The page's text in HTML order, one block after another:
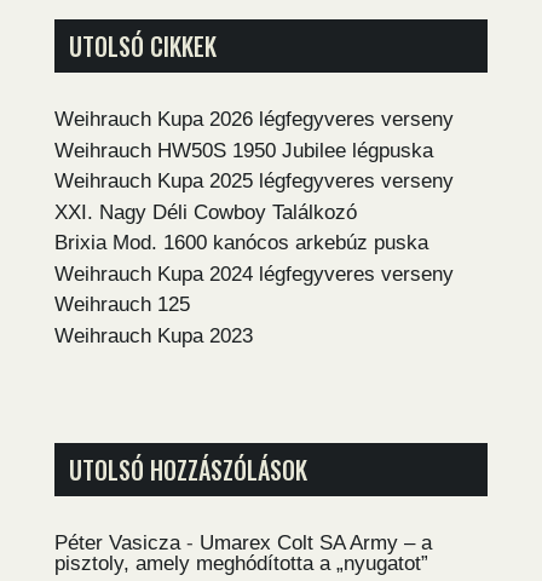
UTOLSÓ CIKKEK
Weihrauch Kupa 2026 légfegyveres verseny
Weihrauch HW50S 1950 Jubilee légpuska
Weihrauch Kupa 2025 légfegyveres verseny
XXI. Nagy Déli Cowboy Találkozó
Brixia Mod. 1600 kanócos arkebúz puska
Weihrauch Kupa 2024 légfegyveres verseny
Weihrauch 125
Weihrauch Kupa 2023
UTOLSÓ HOZZÁSZÓLÁSOK
Péter Vasicza - Umarex Colt SA Army – a
pisztoly, amely meghódította a „nyugatot”